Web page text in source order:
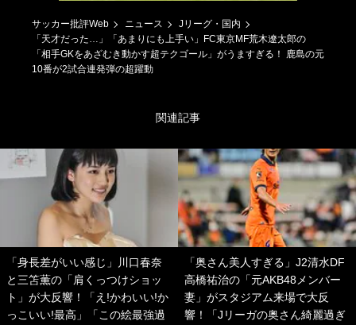
サッカー批評Web ニュース
Jリーグ・国内
「天才だった…」「あまりにも上手い」FC東京MF荒木遼太郎の
「相手GKをあざむき動かす超テクゴール」がうますぎる！ 鹿島の元
10番が2試合連発弾の超躍動
関連記事
「身長差がいい感じ」川口春奈
と三笘薫の「肩くっつけショッ
ト」が大反響！「え!かわいい!か
っこいい!最高」「この絵最強過
「奥さん美人すぎる」J2清水DF
高橋祐治の「元AKB48メンバー
妻」がスタジアム来場で大反
響！「Jリーガの奥さん綺麗過ぎ